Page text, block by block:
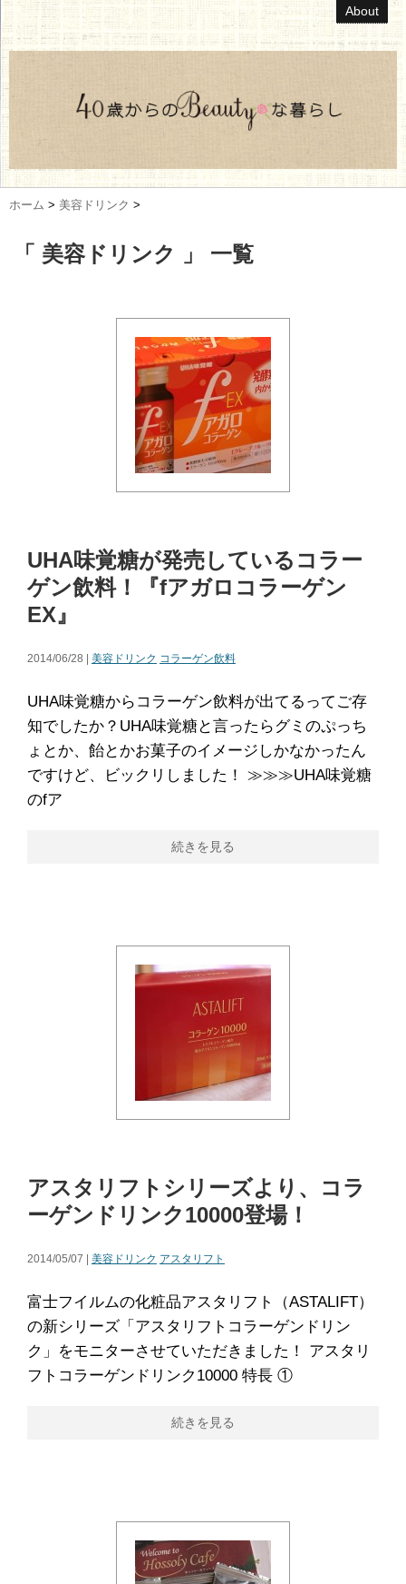
About
ホーム > 美容ドリンク >
「 美容ドリンク 」 一覧
UHA味覚糖が発売しているコラー
ゲン飲料！『fアガロコラーゲン
EX』
2014/06/28 | 美容ドリンク コラーゲン飲料
UHA味覚糖からコラーゲン飲料が出てるってご存
知でしたか？UHA味覚糖と言ったらグミのぷっち
ょとか、飴とかお菓子のイメージしかなかったん
ですけど、ビックリしました！ ≫≫≫UHA味覚糖
のfア
続きを見る
アスタリフトシリーズより、コラ
ーゲンドリンク10000登場！
2014/05/07 | 美容ドリンク アスタリフト
富士フイルムの化粧品アスタリフト（ASTALIFT）
の新シリーズ「アスタリフトコラーゲンドリン
ク」をモニターさせていただきました！ アスタリ
フトコラーゲンドリンク10000 特長 ①
続きを見る